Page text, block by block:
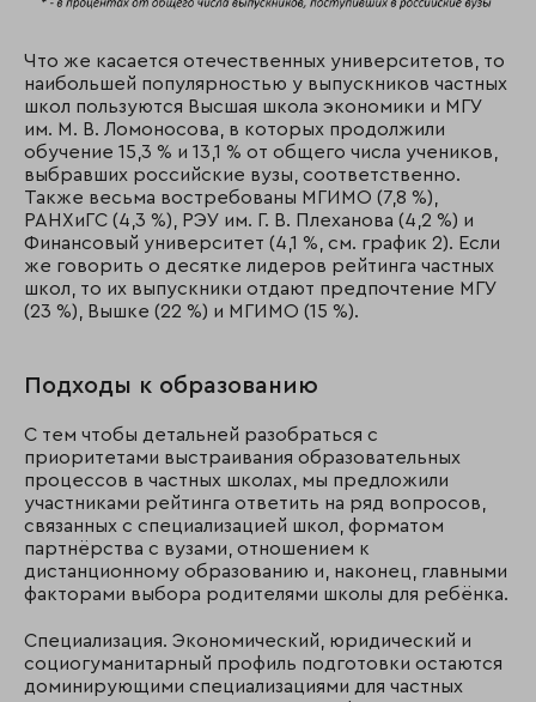
Что же касается отечественных университетов, то
наибольшей популярностью у выпускников частных
школ пользуются Высшая школа экономики и МГУ
им. М. В. Ломоносова, в которых продолжили
обучение 15,3 % и 13,1 % от общего числа учеников,
выбравших российские вузы, соответственно.
Также весьма востребованы МГИМО (7,8 %),
РАНХиГС (4,3 %), РЭУ им. Г. В. Плеханова (4,2 %) и
Финансовый университет (4,1 %, см. график 2). Если
же говорить о десятке лидеров рейтинга частных
школ, то их выпускники отдают предпочтение МГУ
(23 %), Вышке (22 %) и МГИМО (15 %).
Подходы к образованию
С тем чтобы детальней разобраться с
приоритетами выстраивания образовательных
процессов в частных школах, мы предложили
участниками рейтинга ответить на ряд вопросов,
связанных с специализацией школ, форматом
партнёрства с вузами, отношением к
дистанционному образованию и, наконец, главными
факторами выбора родителями школы для ребёнка.
Специализация. Экономический, юридический и
социогуманитарный профиль подготовки остаются
доминирующими специализациями для частных